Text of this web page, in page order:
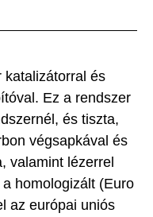
katalizátorral és
Ez a rendszer
és tiszta,
végsapkával és
valamint lézerrel
homologizált (Euro
az európai uniós